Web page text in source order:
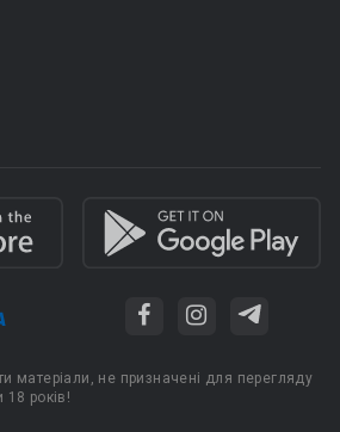
матеріали, не призначені для перегляду
років!